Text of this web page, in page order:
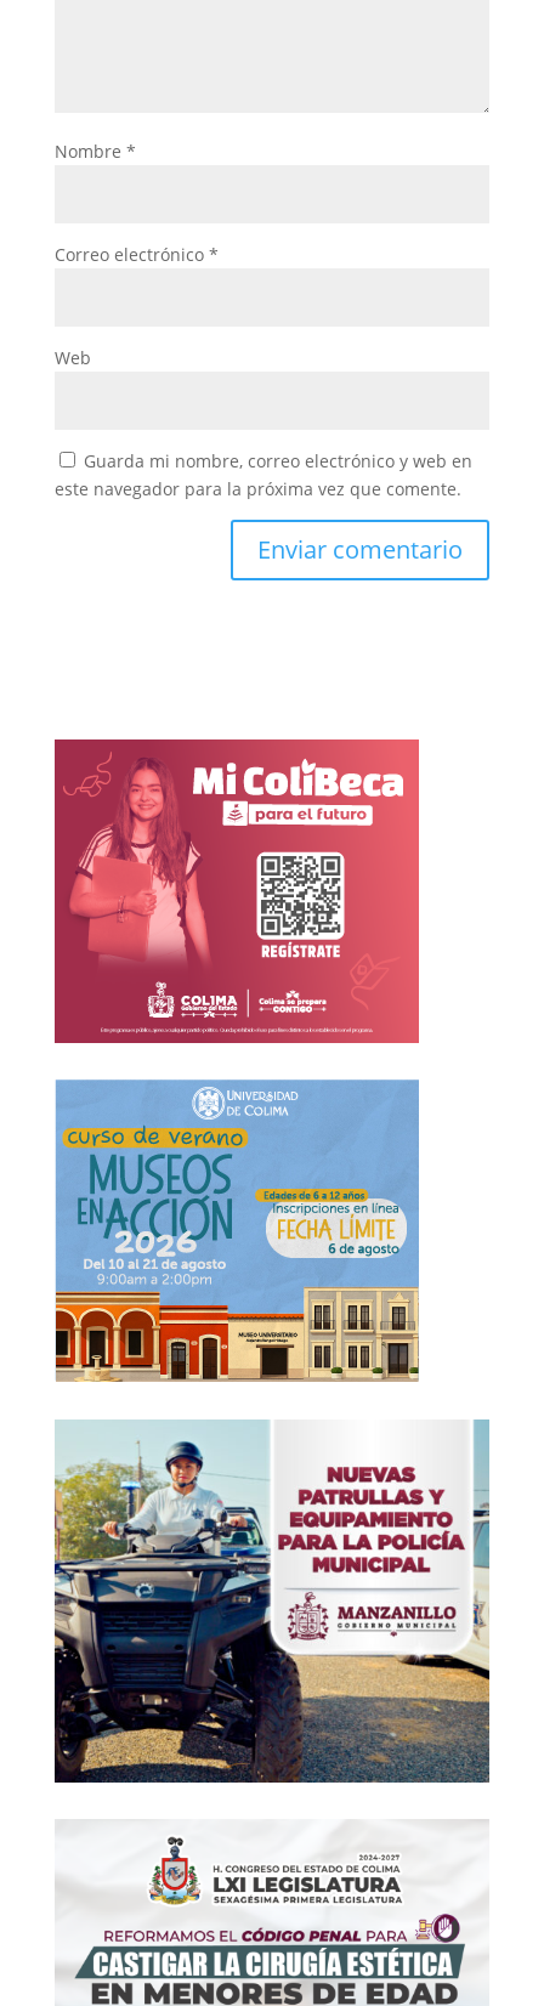
Nombre *
Correo electrónico *
Web
Guarda mi nombre, correo electrónico y web en
este navegador para la próxima vez que comente.